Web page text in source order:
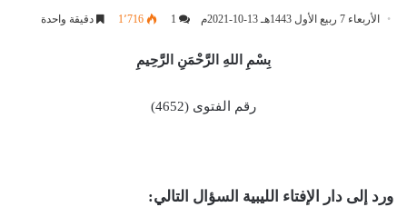
الأربعاء 7 ربيع الأول 1443هـ 13-10-2021م 1 1٬716 دقيقة واحدة
بِسْمِ اللهِ الرَّحْمَنِ الرَّحِيمِ
رقم الفتوى (4652)
ورد إلى دار الإفتاء الليبية السؤال التالي: